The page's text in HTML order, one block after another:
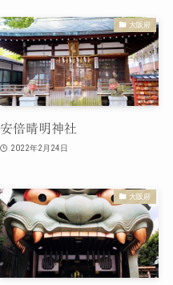
大阪府
安倍晴明神社
2022年2月24日
大阪府